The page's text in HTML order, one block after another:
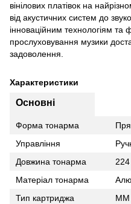
вінілових платівок на
від акустичних систем до
інноваційним технологіям
прослуховування музики
задоволення.
Характеристики
Основні
Форма тонарма
Управління
Довжина тонарма
Матеріал тонарма
Тип картриджа
MM